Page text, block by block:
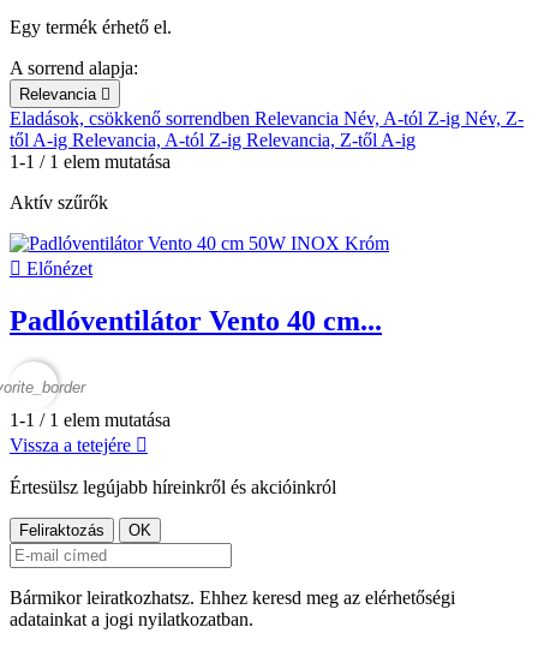
Egy termék érhető el.
A sorrend alapja:
Relevancia 
Eladások, csökkenő sorrendben Relevancia Név, A-tól Z-ig Név, Z-
től A-ig Relevancia, A-tól Z-ig Relevancia, Z-től A-ig
1-1 / 1 elem mutatása
Aktív szűrők
 Előnézet
Padlóventilátor Vento 40 cm...
1-1 / 1 elem mutatása
Vissza a tetejére 
Értesülsz legújabb híreinkről és akcióinkról
Bármikor leiratkozhatsz. Ehhez keresd meg az elérhetőségi
adatainkat a jogi nyilatkozatban.